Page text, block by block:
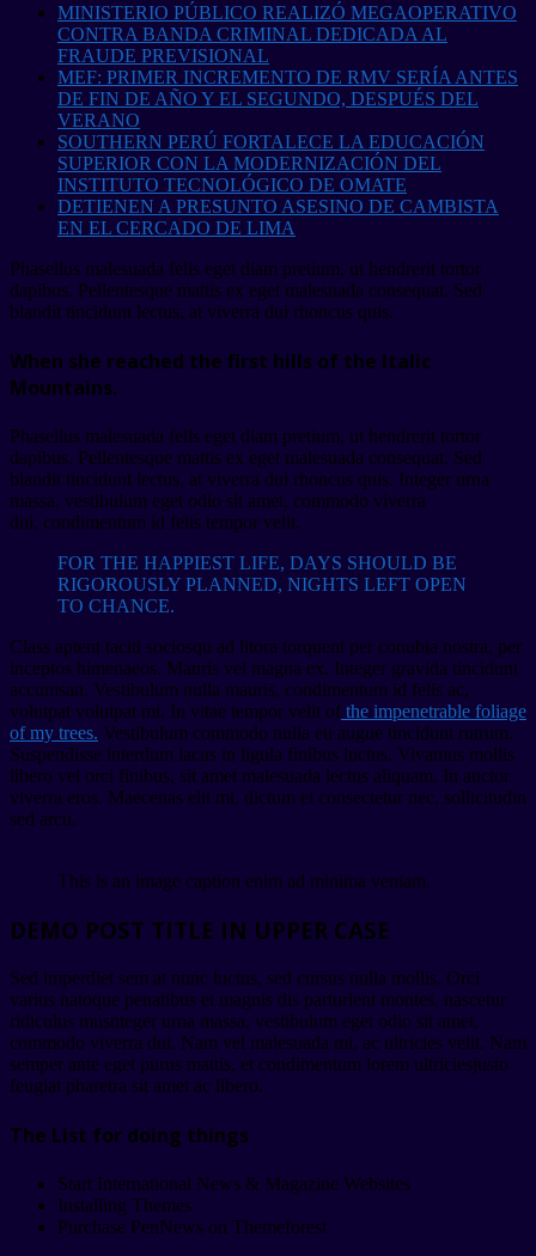
MINISTERIO PÚBLICO REALIZÓ MEGAOPERATIVO
CONTRA BANDA CRIMINAL DEDICADA AL
FRAUDE PREVISIONAL
MEF: PRIMER INCREMENTO DE RMV SERÍA ANTES
DE FIN DE AÑO Y EL SEGUNDO, DESPUÉS DEL
VERANO
SOUTHERN PERÚ FORTALECE LA EDUCACIÓN
SUPERIOR CON LA MODERNIZACIÓN DEL
INSTITUTO TECNOLÓGICO DE OMATE
DETIENEN A PRESUNTO ASESINO DE CAMBISTA
EN EL CERCADO DE LIMA
Phasellus malesuada felis eget diam pretium, ut hendrerit tortor
dapibus. Pellentesque mattis ex eget malesuada consequat. Sed
blandit tincidunt lectus, at viverra dui rhoncus quis.
When she reached the first hills of the Italic
Mountains.
Phasellus malesuada felis eget diam pretium, ut hendrerit tortor
dapibus. Pellentesque mattis ex eget malesuada consequat. Sed
blandit tincidunt lectus, at viverra dui rhoncus quis. Integer urna
massa, vestibulum eget odio sit amet, commodo viverra
dui, condimentum id felis tempor velit.
FOR THE HAPPIEST LIFE, DAYS SHOULD BE
RIGOROUSLY PLANNED, NIGHTS LEFT OPEN
TO CHANCE.
Class aptent taciti sociosqu ad litora torquent per conubia nostra, per
inceptos himenaeos. Mauris vel magna ex. Integer gravida tincidunt
accumsan. Vestibulum nulla mauris, condimentum id felis ac,
volutpat volutpat mi. In vitae tempor velit of the impenetrable foliage
of my trees. Vestibulum commodo nulla eu augue tincidunt rutrum.
Suspendisse interdum lacus in ligula finibus luctus. Vivamus mollis
libero vel orci finibus, sit amet malesuada lectus aliquam. In auctor
viverra eros. Maecenas elit mi, dictum et consectetur nec, sollicitudin
sed arcu.
This is an image caption enim ad minima veniam.
DEMO POST TITLE IN UPPER CASE
Sed imperdiet sem at nunc luctus, sed cursus nulla mollis. Orci
varius natoque penatibus et magnis dis parturient montes, nascetur
ridiculus musnteger urna massa, vestibulum eget odio sit amet,
commodo viverra dui. Nam vel malesuada mi, ac ultricies velit. Nam
semper ante eget purus mattis, et condimentum lorem ultriciesjusto
feugiat pharetra sit amet ac libero.
The List for doing things
Start International News & Magazine Websites
Installing Themes
Purchase PenNews on Themeforest